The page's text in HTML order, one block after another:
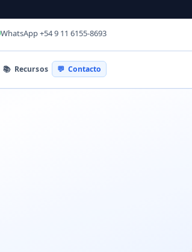
WhatsApp +54 9 11 6155-8693
📚 Recursos 💬 Contacto